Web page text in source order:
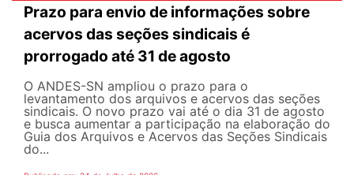
Prazo para envio de informações sobre
acervos das seções sindicais é
prorrogado até 31 de agosto
O ANDES-SN ampliou o prazo para o
levantamento dos arquivos e acervos das seções
sindicais. O novo prazo vai até o dia 31 de agosto
e busca aumentar a participação na elaboração do
Guia dos Arquivos e Acervos das Seções Sindicais
do...